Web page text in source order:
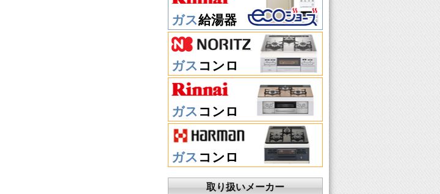
ガス給湯器
ガス コンロ
ガス コンロ
ガス コンロ
取り扱いメーカー